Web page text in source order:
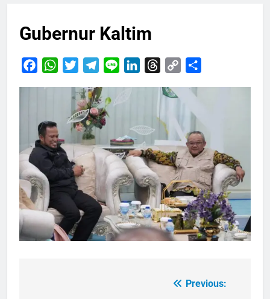
Gubernur Kaltim
FacebookWhatsApp
TwitterTelegram
Line LinkedInThreads
Copy
Previous: